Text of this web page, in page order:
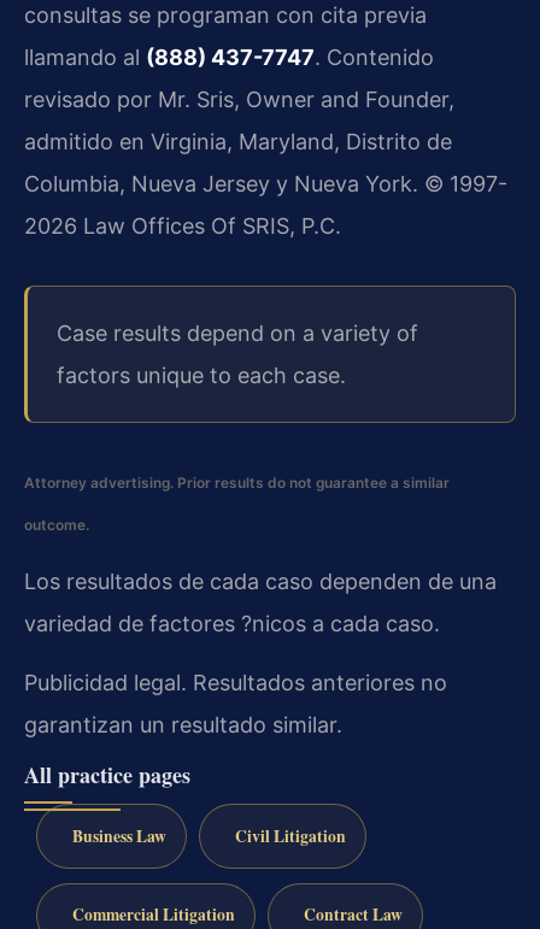
consultas se programan con cita previa
llamando al (888) 437-7747. Contenido
revisado por Mr. Sris, Owner and Founder,
admitido en Virginia, Maryland, Distrito de
Columbia, Nueva Jersey y Nueva York. © 1997-
2026 Law Offices Of SRIS, P.C.
Case results depend on a variety of
factors unique to each case.
Attorney advertising. Prior results do not guarantee a similar
outcome.
Los resultados de cada caso dependen de una
variedad de factores ?nicos a cada caso.
Publicidad legal. Resultados anteriores no
garantizan un resultado similar.
All practice pages
Business Law Civil Litigation
Commercial Litigation Contract Law